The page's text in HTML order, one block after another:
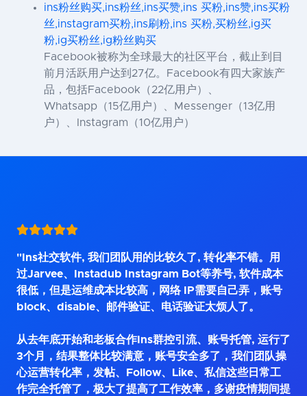
ins粉丝购买,ins粉丝,ins买赞,ins 买粉,ins赞,ins买粉
丝,instagram买粉,ins刷粉,ins 买粉,买粉丝,ig买
粉,ig买粉丝,ig粉丝购买
Facebook被称为全球最大的社区平台，截止到目
前月活跃用户达到27亿。Facebook有四大家族产
品，包括Facebook（22亿用户）、
Whatsapp（15亿用户）、Messenger（13亿用
户）、Instagram（10亿用户）
"Ins社交软件, 我们团队用的比较久了, 转化率不错。用
过Jarvee、Instadub Instagram Bot等养号, 软件成本
很低，但是运维成本比较高，网络 IP需要自己弄，账号
block、disable、邮件验证、电话验证太烦人了。
从去年底开始和老板合作Ins群控引流、账号托管, 运行了
3个月，结果整体比较满意，账号安全多了，我们团队操
心运营转化率，发帖、Follow、Like、私信这些日常工
作完全托管了，极大了提高了工作效率，多谢疫情期间提